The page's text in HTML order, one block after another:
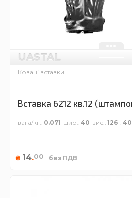
UASTAL
Ковані вставки
Вставка 6212 кв.12
вага/кг. 0.071 шир. 40 вис. 126 40
₴ 14.00 без ПДВ